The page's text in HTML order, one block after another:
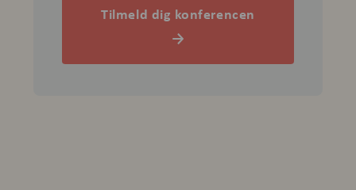
Tilmeld dig konferencen
→